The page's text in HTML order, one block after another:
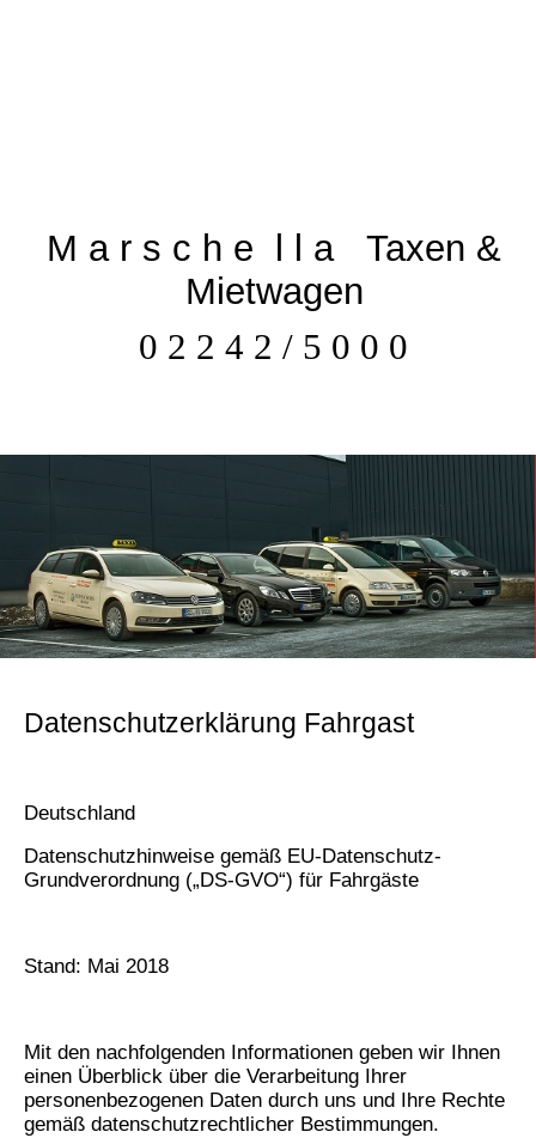
M a r s c h e l l a Taxen &
Mietwagen
0 2 2 4 2 / 5 0 0 0
Datenschutzerklärung Fahrgast
Deutschland
Datenschutzhinweise gemäß EU-Datenschutz-
Grundverordnung („DS-GVO“) für Fahrgäste
Stand: Mai 2018
Mit den nachfolgenden Informationen geben wir Ihnen
einen Überblick über die Verarbeitung Ihrer
personenbezogenen Daten durch uns und Ihre Rechte
gemäß datenschutzrechtlicher Bestimmungen.